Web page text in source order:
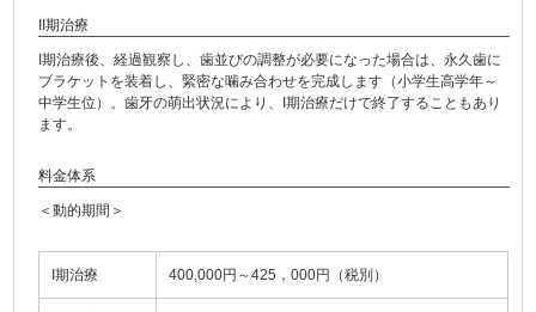
II期治療
I期治療後、経過観察し、歯並びの調整が必要になった場合は、永久歯に
ブラケットを装着し、緊密な噛み合わせを完成します（小学生高学年～
中学生位）。歯牙の萌出状況により、I期治療だけで終了することもあり
ます。
料金体系
＜動的期間＞
I期治療 400,000円～425，000円（税別）